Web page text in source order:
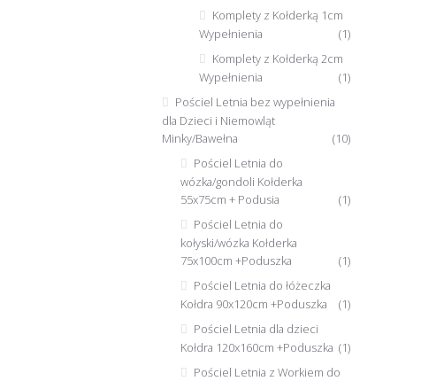
Komplety z Kołderką 1cm
Wypełnienia
(1)
Komplety z Kołderką 2cm
Wypełnienia
(1)
Pościel Letnia bez wypełnienia
dla Dzieci i Niemowląt
Minky/Bawełna
(10)
Pościel Letnia do
wózka/gondoli Kołderka
55x75cm + Podusia
(1)
Pościel Letnia do
kołyski/wózka Kołderka
75x100cm +Poduszka
(1)
Pościel Letnia do łóżeczka
Kołdra 90x120cm +Poduszka
(1)
Pościel Letnia dla dzieci
Kołdra 120x160cm +Poduszka (1)
Pościel Letnia z Workiem do